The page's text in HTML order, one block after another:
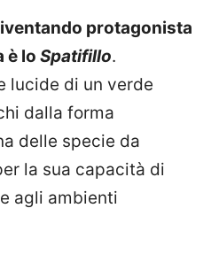
protagonista
è lo Spatifillo.
lucide di un verde
dalla forma
delle specie da
la sua capacità di
agli ambienti